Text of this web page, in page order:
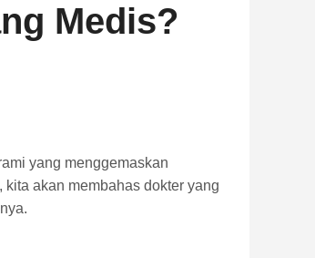
Medis?
yang menggemaskan
akan membahas dokter yang